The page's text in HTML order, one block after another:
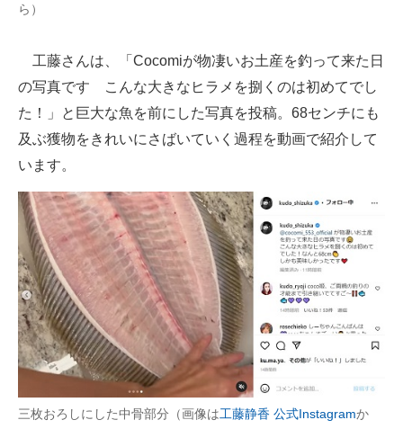
ITエンジニア向け専門サイト
企業向けIT製品の総合サイト
製造業のIT導入・活用を支援
モノづくり技術者専門サイト
エレクトロニクス専門サイト
電子設計の基本と応用
エネルギーの専門メディア
建設×テクノロジーの最前線
ちょっと気になるネットの話題
ら）
工藤さんは、「Cocomiが物凄いお土産を釣って来た日
の写真です こんな大きなヒラメを捌くのは初めてでし
た！」と巨大な魚を前にした写真を投稿。68センチにも
及ぶ獲物をきれいにさばいていく過程を動画で紹介して
います。
三枚おろしにした中骨部分（画像は工藤静香 公式Instagramか